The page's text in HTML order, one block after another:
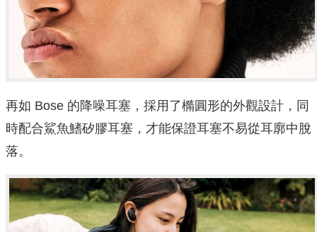
再如 Bose 的降噪耳塞，採用了橢圓形的外觀設計，同
時配合鯊魚鰭矽膠耳塞，才能保證耳塞不易從耳廓中脫
落。